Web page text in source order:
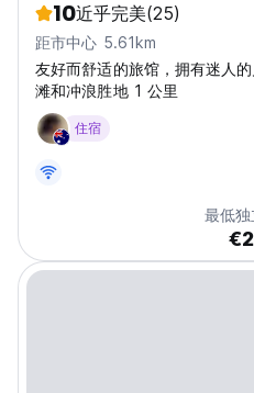
10近乎完美(25)
距市中心 5.61km
友好而舒适的旅馆，拥有迷人
滩和冲浪胜地 1 公里
住宿
最低独